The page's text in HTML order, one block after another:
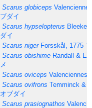
Scarus globiceps
ブダイ
Scarus hypselopterus
ダイ
Scarus nigerForsskål, 1775
Scarus obishime Randall &
メ
Scarus oviceps Valenciennes,
Scarus ovifrons Temminck &
オブダイ
Scarus prasiognathos